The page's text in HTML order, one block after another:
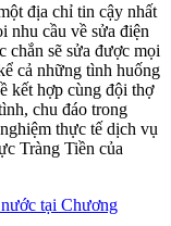
địa chỉ tin cậy nhất
nhu cầu về sửa điện
chắn sẽ sửa được mọi
cả những tình huống
kết hợp cùng đội thợ
chu đáo trong
thực tế dịch vụ
Tràng Tiền của
tại Chương